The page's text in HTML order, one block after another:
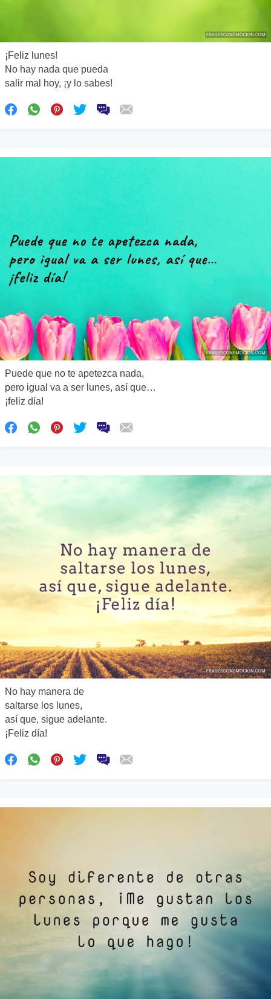
¡Feliz lunes!
No hay nada que pueda
salir mal hoy, ¡y lo sabes!
Puede que no te apetezca nada,
pero igual va a ser lunes, así que…
¡feliz día!
No hay manera de
saltarse los lunes,
así que, sigue adelante.
¡Feliz día!